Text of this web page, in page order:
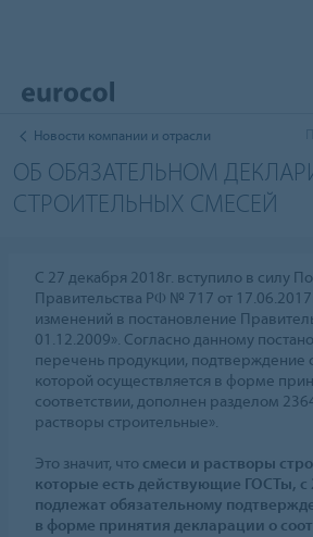
Новости компании и отрасли
ОБ ОБЯЗАТЕЛЬНОМ
СТРОИТЕЛЬНЫХ СМЕСЕЙ
С 27 декабря 2018г. вступило в силу
Правительства РФ № 717 от
изменений в постановление
01.12.2009». Согласно данному
перечень продукции, подтверждение
которой осуществляется в форме
соответствии, дополнен разделом
растворы строительные».
Это значит, что смеси и растворы
которые есть действующие ГОСТы, с
подлежат обязательному
в форме принятия декларации о